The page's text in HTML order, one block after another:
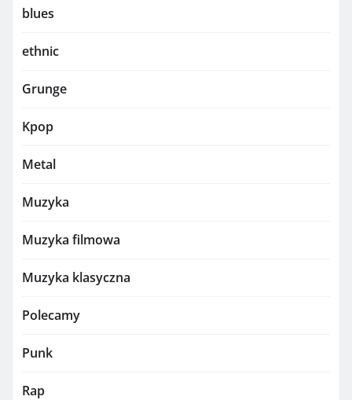
blues
ethnic
Grunge
Kpop
Metal
Muzyka
Muzyka filmowa
Muzyka klasyczna
Polecamy
Punk
Rap